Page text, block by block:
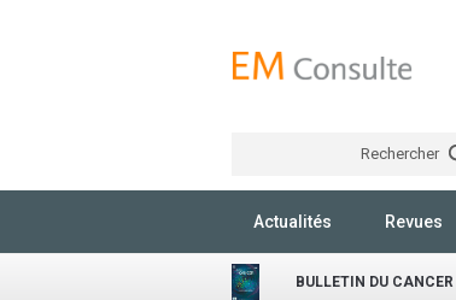
Rechercher
Actualités Revues
BULLETIN DU CANCER